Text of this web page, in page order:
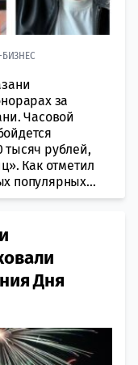
за
Часовой
рублей,
Как отметил
популярных...
Дня